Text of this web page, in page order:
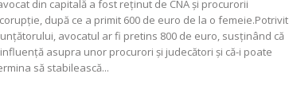
din capitală a fost reţinut de CNA şi procurorii
după ce a primit 600 de euro de la o femeie.Potrivit
avocatul ar fi pretins 800 de euro, susţinând că
asupra unor procurori şi judecători şi că-i poate
să stabilească...